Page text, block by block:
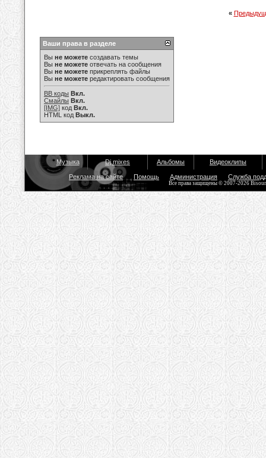
«
Ваши права в разделе
Вы не можете создавать темы
Вы не можете отвечать на сообщения
Вы не можете прикреплять файлы
Вы не можете редактировать сообщения
BB коды Вкл.
Смайлы Вкл.
[IMG] код Вкл.
HTML код Выкл.
Музыка Dj mixes Альбомы Видеоклипы
Реклама на сайте Помощь Администрация Служба
Все права защищены © 2007-2026